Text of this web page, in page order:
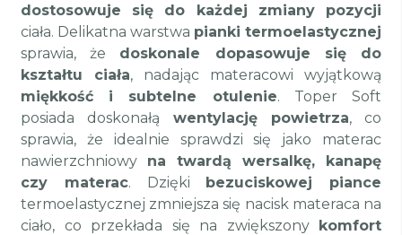
dostosowuje się do każdej zmiany pozycji
ciała. Delikatna warstwa pianki termoelastycznej
sprawia, że doskonale dopasowuje się do
kształtu ciała, nadając materacowi wyjątkową
miękkość i subtelne otulenie. Toper Soft
posiada doskonałą wentylację powietrza, co
sprawia, że idealnie sprawdzi się jako materac
nawierzchniowy na twardą wersalkę, kanapę
czy materac. Dzięki bezuciskowej piance
termoelastycznej zmniejsza się nacisk materaca na
ciało, co przekłada się na zwiększony komfort